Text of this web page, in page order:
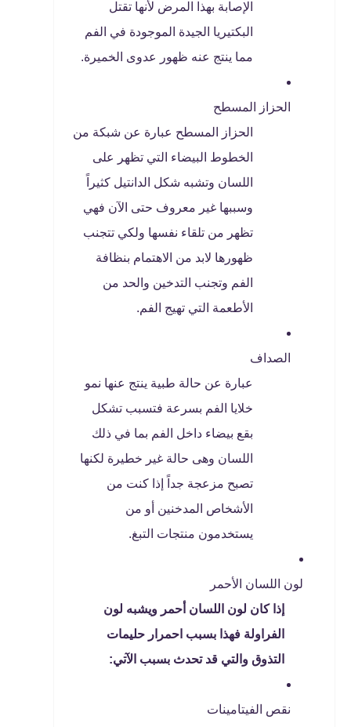
الإصابة بهذا المرض لأنها تقتل
البكتيريا الجيدة الموجودة في الفم
مما ينتج عنه ظهور عدوى الخميرة.
الحزاز المسطح
الحزاز المسطح عبارة عن شبكة من
الخطوط البيضاء التي تظهر على
اللسان وتشبه شكل الدانتيل كثيراً
وسببها غير معروف حتى الآن فهي
تظهر من تلقاء نفسها ولكي تتجنب
ظهورها لابد من الاهتمام بنظافة
الفم وتجنب التدخين والحد من
الأطعمة التي تهيج الفم.
الصداف
عبارة عن حالة طبية ينتج عنها نمو
خلايا الفم بسرعة فتسبب تشكل
بقع بيضاء داخل الفم بما في ذلك
اللسان وهى حالة غير خطيرة لكنها
تصبح مزعجة جداً إذا كنت من
الأشخاص المدخنين أو من
يستخدمون منتجات التبغ.
لون اللسان الأحمر
إذا كان لون اللسان أحمر ويشبه لون
الفراولة فهذا بسبب احمرار حليمات
التذوق والتي قد تحدث بسبب الآتي:
نقص الفيتامينات